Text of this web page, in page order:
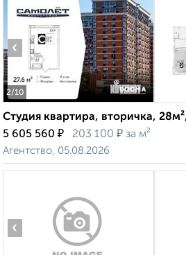
2/10
‹
Студия квартира, вторичка,
5 605 560 ₽ 203 100 ₽ за м²
Агентство, 05.08.2026
‹